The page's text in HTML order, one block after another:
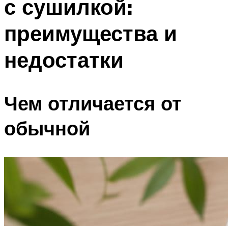
с сушилкой:
преимущества и
недостатки
Чем отличается от
обычной